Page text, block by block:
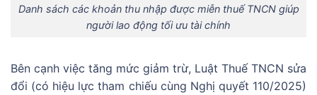
Danh sách các khoản thu nhập được miễn thuế TNCN giúp
người lao động tối ưu tài chính
Bên cạnh việc tăng mức giảm trừ, Luật Thuế TNCN sửa
đổi (có hiệu lực tham chiếu cùng Nghị quyết 110/2025)